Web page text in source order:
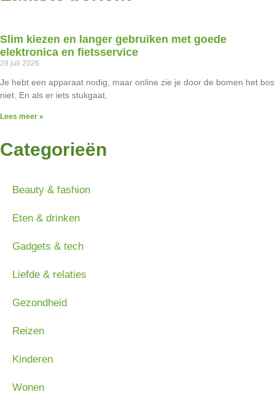
Slim kiezen en langer gebruiken met goede
elektronica en fietsservice
29 juli 2026
Je hebt een apparaat nodig, maar online zie je door de bomen het bos
niet. En als er iets stukgaat,
Lees meer »
Categorieën
Beauty & fashion
Eten & drinken
Gadgets & tech
Liefde & relaties
Gezondheid
Reizen
Kinderen
Wonen